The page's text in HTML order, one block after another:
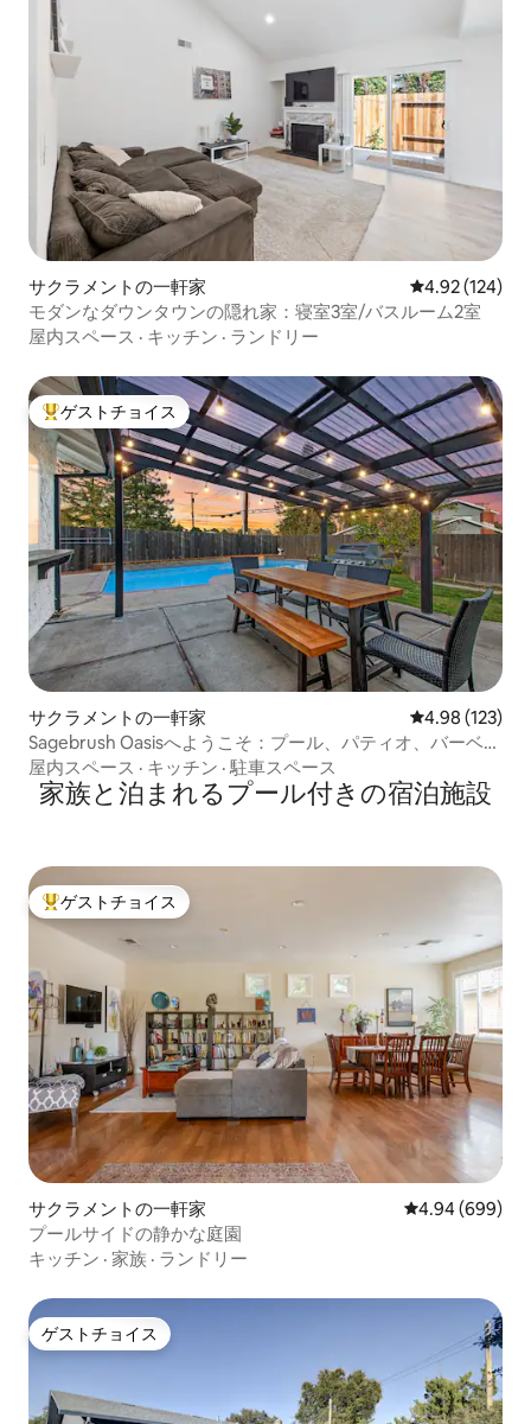
サクラメントの一軒家 レビュー124
4.92 (124)
モダンなダウンタウンの隠れ家：寝室3室/バスルーム2室
屋内スペース · キッチン · ランドリー
大好評のゲストチョイスです。
ゲストチョイス
サクラメントの一軒家 レビュー123
4.98 (123)
Sagebrush Oasisへようこそ：プール、パティオ、バーベキ
ュー
屋内スペース · キッチン ·駐車スペース
家族と泊まれるプール付きの宿泊施設
大好評のゲストチョイスです。
ゲストチョイス
サクラメントの一軒家 レビュー699件
4.94 (699)
プールサイドの静かな庭園
キッチン · 家族 · ランドリー
ゲストチョイス
ゲストチョイス